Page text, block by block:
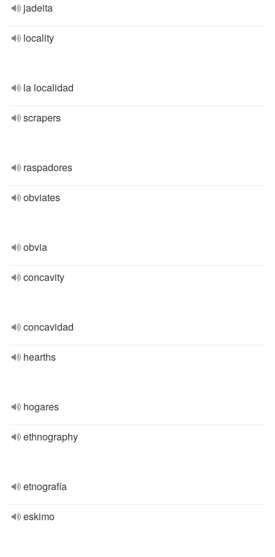
jadeita
locality
la localidad
scrapers
raspadores
obviates
obvia
concavity
concavidad
hearths
hogares
ethnography
etnografía
eskimo